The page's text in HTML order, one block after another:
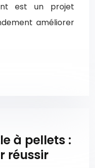
est un projet
améliorer
à pellets :
réussir